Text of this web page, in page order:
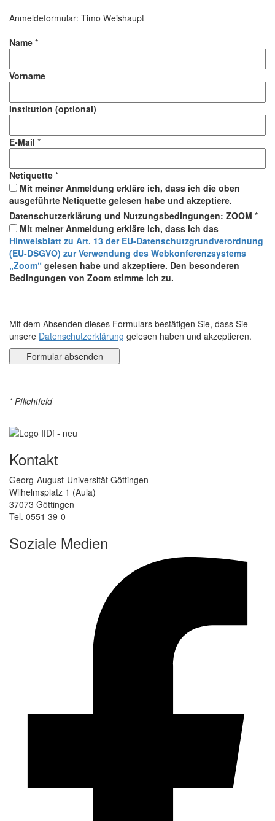
Anmeldeformular: Timo Weishaupt
Name *
Vorname
Institution (optional)
E-Mail *
Netiquette *
Mit meiner Anmeldung erkläre ich, dass ich die oben
ausgeführte Netiquette gelesen habe und akzeptiere.
Datenschutzerklärung und Nutzungsbedingungen: ZOOM *
Mit meiner Anmeldung erkläre ich, dass ich das
Hinweisblatt zu Art. 13 der EU-Datenschutzgrundverordnung
(EU-DSGVO) zur Verwendung des Webkonferenzsystems
„Zoom“ gelesen habe und akzeptiere. Den besonderen
Bedingungen von Zoom stimme ich zu.
Mit dem Absenden dieses Formulars bestätigen Sie, dass Sie
unsere Datenschutzerklärung gelesen haben und akzeptieren.
* Pflichtfeld
Kontakt
Georg-August-Universität Göttingen
Wilhelmsplatz 1 (Aula)
37073 Göttingen
Tel. 0551 39-0
Soziale Medien